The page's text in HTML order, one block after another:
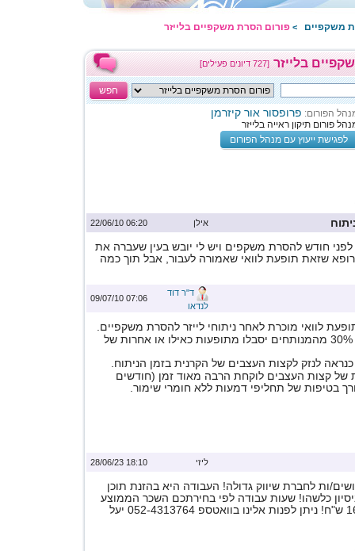
משקפיים > פורום הסרת משקפיים בלייזר
[727 דיונים פעילים] בלייזר
חפש
הפורום: פרופסור אור קיזרמן
פורום תיקון ראייה בלייזר
לפגישת ייעוץ עם מנהל הפורום
06:20 22/06/10 אילן
לפני חודש להסרת משקפים ויש לי יובש בעין שעברה את
שזאת תופעת לוואי שאמורה לעבור, אבל תוך כמה
07:06 09/07/10
ד"ר דוד
לנדאו
לוואי מוכרת לאחר ניתוחי לייזר להסרת משקפיים.
מעריכים שקרוב ל- 30% מהמנותחים יסבלו מתופעות כאילו או אחרות של
לנזק לקצות העצבים של הקרנית בזמן הניתוח.
של קצות העצבים לוקחת הרבה מאוד זמן (חודשים
בטיפות של תחליפי דמעות ללא חומרי שימור.
18:10 28/06/23 ליזי
ות לחברת שיווק גדולה! העבודה היא בהזנת תוכן
כלשהו! שעות עבודה לפי בחירתכם השכר הממוצע